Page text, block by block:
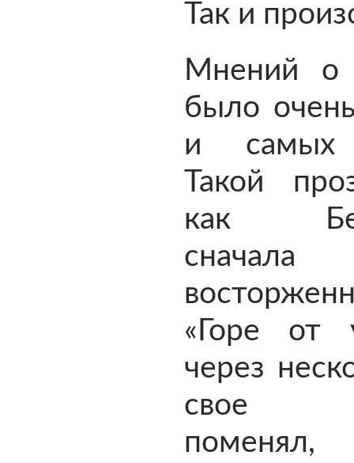
Так и
Мнений о
было
и самых
Такой
как
сначала
«Горе от
через
свое
поменял,